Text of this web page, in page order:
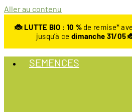
Aller au contenu
🐞 LUTTE BIO : 10 %de remise*
jusqu’à ce dimanche 31/05
SEMENCES